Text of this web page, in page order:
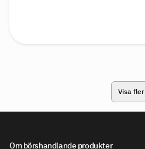
Visa fler
Om börshandlande produkter